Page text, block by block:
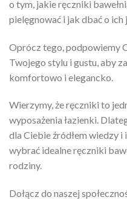
o tym, jakie ręczniki
pielęgnować i jak dbać o ich
Oprócz tego, podpowiemy
Twojego stylu i gustu, aby
komfortowo i elegancko.
Wierzymy, że ręczniki to
wyposażenia łazienki.
dla Ciebie źródłem wiedzy
wybrać idealne ręczniki
rodziny.
Dołącz do naszej